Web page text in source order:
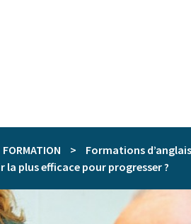
FORMATION >
Formations
plus efficace pour progresser ?